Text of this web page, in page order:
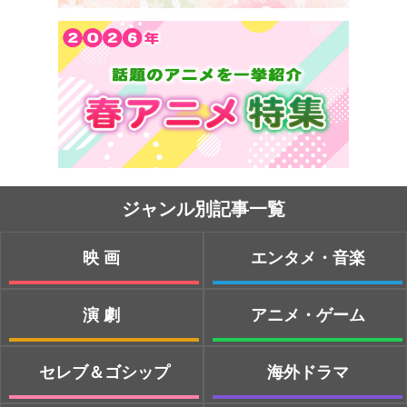
ジャンル別記事一覧
映画
演劇
セレブ＆ゴシップ
エンタメ・音楽
アニメ・ゲーム
海外ドラマ